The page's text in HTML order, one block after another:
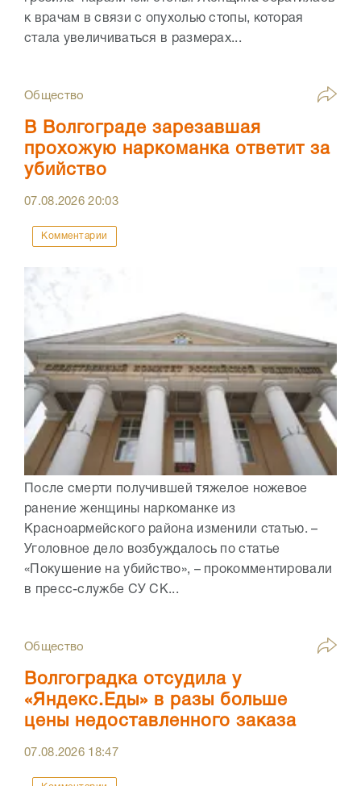
к врачам в связи с опухолью стопы, которая
стала увеличиваться в размерах...
Общество
В Волгограде зарезавшая
прохожую наркоманка ответит за
убийство
07.08.202620:03
Комментарии
После смерти получившей тяжелое ножевое
ранение женщины наркоманке из
Красноармейского района изменили статью. –
Уголовное дело возбуждалось по статье
«Покушение на убийство», – прокомментировали
в пресс-службе СУ СК...
Общество
Волгоградка отсудила у
«Яндекс.Еды» в разы больше
цены недоставленного заказа
07.08.2026 18:47